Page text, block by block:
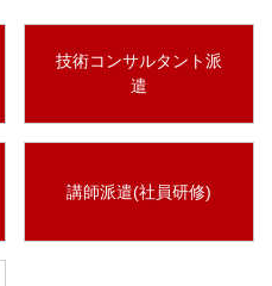
技術コンサルタント派
遣
講師派遣(社員研修)